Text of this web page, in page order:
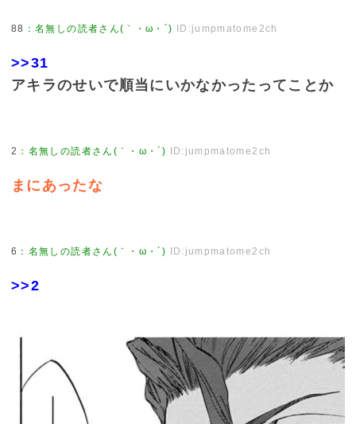
88 ：名無しの読者さん(｀・ω・´) ID:jumpmatome2ch
>>31
アキラのせいで順当にいかなかったってことか
2 ： 名無しの読者さん(｀・ω・´) ID:jumpmatome2ch
まにあったな
6 ： 名無しの読者さん(｀・ω・´) ID:jumpmatome2ch
>>2